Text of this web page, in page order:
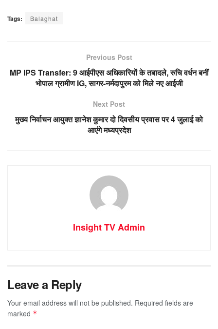
Tags: Balaghat
Previous Post
MP IPS Transfer: 9 आईपीएस अधिकारियों के तबादले, रुचि वर्धन बनीं
भोपाल ग्रामीण IG, सागर-नर्मदापुरम को मिले नए आईजी
Next Post
मुख्य निर्वाचन आयुक्त ज्ञानेश कुमार दो दिवसीय प्रवास पर 4 जुलाई को
आएंगे मध्यप्रदेश
Insight TV Admin
Leave a Reply
Your email address will not be published. Required fields are
marked *